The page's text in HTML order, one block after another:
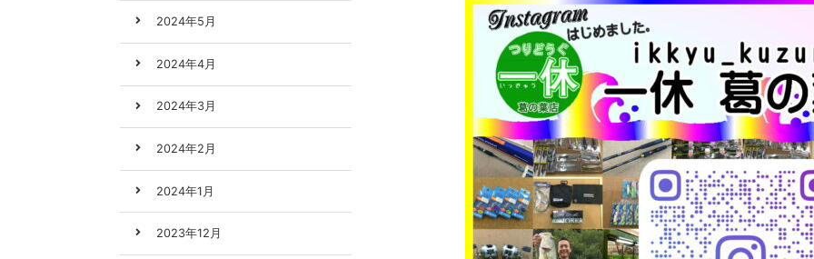
2024年5月
2024年4月
2024年3月
2024年2月
2024年1月
2023年12月